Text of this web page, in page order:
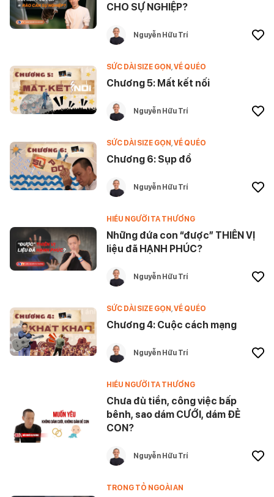
CHO SỰ NGHIỆP?
Nguyễn Hữu Trí
SỨC DÀI SIZE GỌN VỀ QUÉO
Chương 5: Mất kết nối
Nguyễn Hữu Trí
SỨC DÀI SIZE GỌN VỀ QUÉO
Chương 6: Sụp đổ
Nguyễn Hữu Trí
HIỂU NGƯỜI TA THƯƠNG
Những đứa con “được” THIÊN VỊ
liệu đã HẠNH PHÚC?
Nguyễn Hữu Trí
SỨC DÀI SIZE GỌN VỀ QUÉO
Chương 4: Cuộc cách mạng
Nguyễn Hữu Trí
HIỂU NGƯỜI TA THƯƠNG
Chưa đủ tiền, công việc bấp
bênh, sao dám CƯỚI, dám ĐẺ
CON?
Nguyễn Hữu Trí
TRONG TỎ NGOÀI AN